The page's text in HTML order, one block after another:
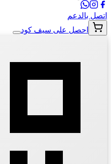
اتصل بالدعم
احصل على سيف كود